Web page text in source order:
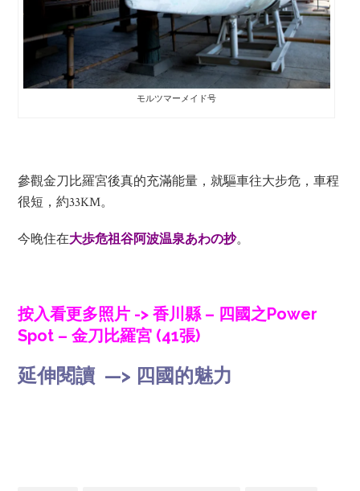
モルツマーメイド号
參觀金刀比羅宮後真的充滿能量，就驅車往大步危，車程
很短，約33KM。
今晚住在大歩危祖谷阿波温泉あわの抄。
按入看更多照片 -> 香川縣 – 四國之Power
Spot – 金刀比羅宮 (41張)
延伸閱讀 —> 四國的魅力